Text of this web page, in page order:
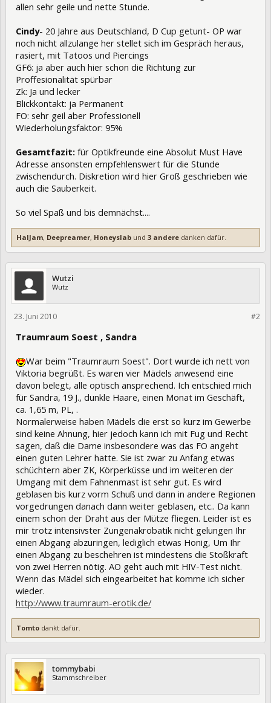
allen sehr geile und nette Stunde.
Cindy- 20 Jahre aus Deutschland, D Cup getunt- OP war
noch nicht allzulange her stellet sich im Gespräch heraus,
rasiert, mit Tatoos und Piercings
GF6: ja aber auch hier schon die Richtung zur
Proffesionalität spürbar
Zk: Ja und lecker
Blickkontakt: ja Permanent
FO: sehr geil aber Professionell
Wiederholungsfaktor: 95%
Gesamtfazit: für Optikfreunde eine Absolut Must Have
Adresse ansonsten empfehlenswert für die Stunde
zwischendurch. Diskretion wird hier Groß geschrieben wie
auch die Sauberkeit.
So viel Spaß und bis demnächst....
HalJam, Deepreamer, Honeyslab und 3 andere danken dafür.
Wutzi
Wutz
#2
23. Juni 2010
Traumraum Soest , Sandra
War beim "Traumraum Soest". Dort wurde ich nett von
Viktoria begrüßt. Es waren vier Mädels anwesend eine
davon belegt, alle optisch ansprechend. Ich entschied mich
für Sandra, 19 J., dunkle Haare, einen Monat im Geschäft,
ca. 1,65 m, PL, .
Normalerweise haben Mädels die erst so kurz im Gewerbe
sind keine Ahnung, hier jedoch kann ich mit Fug und Recht
sagen, daß die Dame insbesondere was das FO angeht
einen guten Lehrer hatte. Sie ist zwar zu Anfang etwas
schüchtern aber ZK, Körperküsse und im weiteren der
Umgang mit dem Fahnenmast ist sehr gut. Es wird
geblasen bis kurz vorm Schuß und dann in andere Regionen
vorgedrungen danach dann weiter geblasen, etc.. Da kann
einem schon der Draht aus der Mütze fliegen. Leider ist es
mir trotz intensivster Zungenakrobatik nicht gelungen Ihr
einen Abgang abzuringen, lediglich etwas Honig, Um Ihr
einen Abgang zu beschehren ist mindestens die Stoßkraft
von zwei Herren nötig. AO geht auch mit HIV-Test nicht.
Wenn das Mädel sich eingearbeitet hat komme ich sicher
wieder.
http://www.traumraum-erotik.de/
Tomto dankt dafür.
tommybabi
Stammschreiber